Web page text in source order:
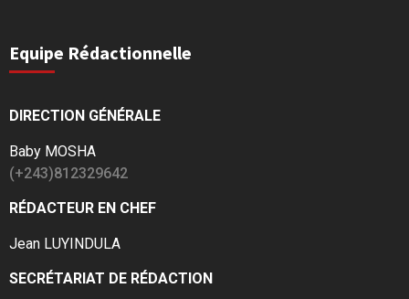
Equipe Rédactionnelle
DIRECTION GÉNÉRALE
Baby MOSHA
(+243)812329642
RÉDACTEUR EN CHEF
Jean LUYINDULA
SECRÉTARIAT DE RÉDACTION